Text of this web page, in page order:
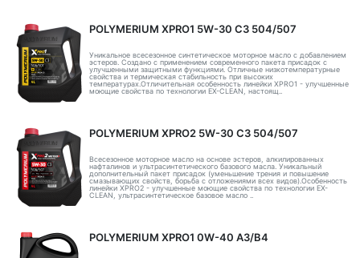
POLYMERIUM XPRO1 5W-30 C3 504/507
Уникальное всесезонное синтетическое моторное масло с добавлением
эстеров. Создано с применением современного пакета присадок с
улучшенными защитными функциями. Отличные низкотемпературные
свойства и термическая стабильность при высоких
температурах.Отличительная особенность линейки XPRO1 - улучшенные
моющие свойства по технологии EX-CLEAN, настоящ..
POLYMERIUM XPRO2 5W-30 C3 504/507
Всесезонное моторное масло на основе эстеров, алкилированных
нафталинов и ультрасинтетического базового масла. Уникальный
дополнительный пакет присадок (уменьшение трения и повышение
смазывающих свойств, борьба с отложениями всех видов).Особенность
линейки XPRO2 - улучшенные моющие свойства по технологии EX-
CLEAN, ультрасинтетическое базовое масло ..
POLYMERIUM XPRO1 0W-40 A3/B4